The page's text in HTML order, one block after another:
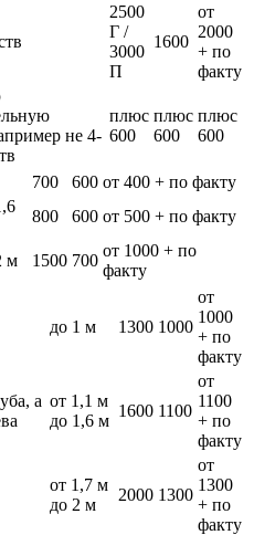
2500
Г /
3000
П
1600
от
2000
+ по
факту
не 4-
плюс
600
плюс
600
плюс
600
700 600 от 400 + по факту
800 600 от 500 + по факту
м 1500 700
от 1000 + по
факту
а
до 1 м 1300 1000
от
1000
+ по
факту
от 1,1 м
до 1,6 м
1600 1100
от
1100
+ по
факту
от 1,7 м
до 2 м
2000 1300
от
1300
+ по
факту